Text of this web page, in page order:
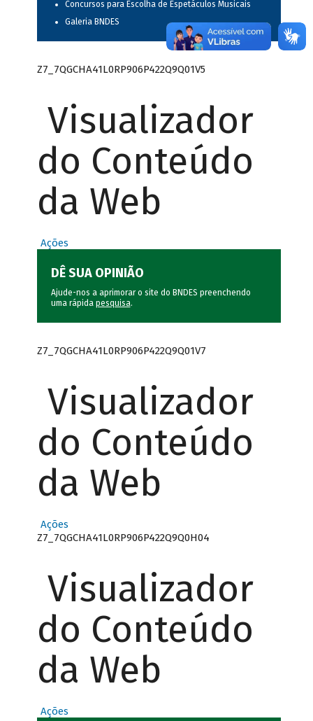
Concursos para Escolha de Espetáculos Musicais
Galeria BNDES
Z7_7QGCHA41L0RP906P422Q9Q01V5
Visualizador
do Conteúdo
da Web
Ações
DÊ SUA OPINIÃO
Ajude-nos a aprimorar o site do BNDES preenchendo
uma rápida pesquisa.
Z7_7QGCHA41L0RP906P422Q9Q01V7
Visualizador
do Conteúdo
da Web
Ações
Z7_7QGCHA41L0RP906P422Q9Q0H04
Visualizador
do Conteúdo
da Web
Ações